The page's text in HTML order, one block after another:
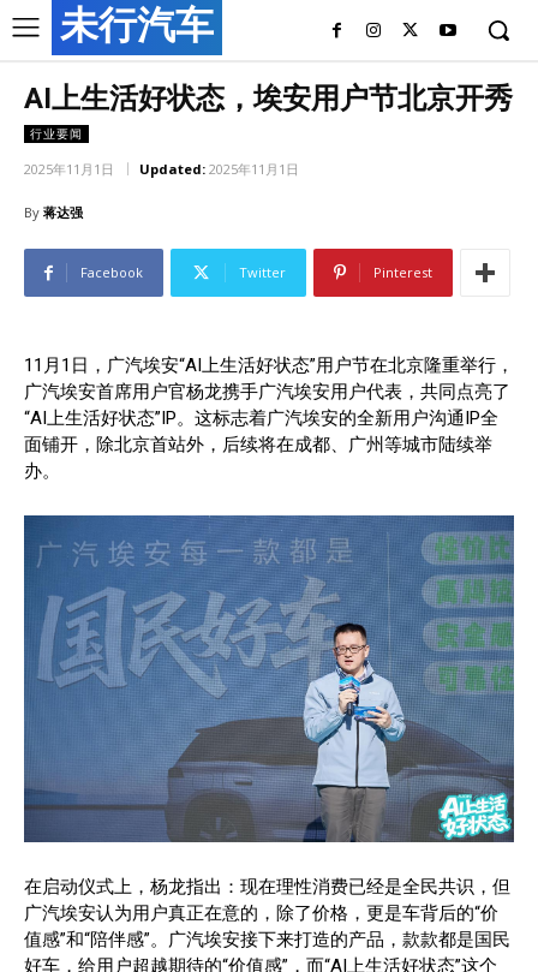
未行汽车
AI上生活好状态，埃安用户节北京开秀
行业要闻
2025年11月1日 Updated: 2025年11月1日
By 蒋达强
Facebook Twitter Pinterest
11月1日，广汽埃安“AI上生活好状态”用户节在北京隆重举行，
广汽埃安首席用户官杨龙携手广汽埃安用户代表，共同点亮了
“AI上生活好状态”IP。这标志着广汽埃安的全新用户沟通IP全
面铺开，除北京首站外，后续将在成都、广州等城市陆续举
办。
在启动仪式上，杨龙指出：现在理性消费已经是全民共识，但
广汽埃安认为用户真正在意的，除了价格，更是车背后的“价
值感”和“陪伴感”。广汽埃安接下来打造的产品，款款都是国民
好车，给用户超越期待的“价值感”，而“AI上生活好状态”这个